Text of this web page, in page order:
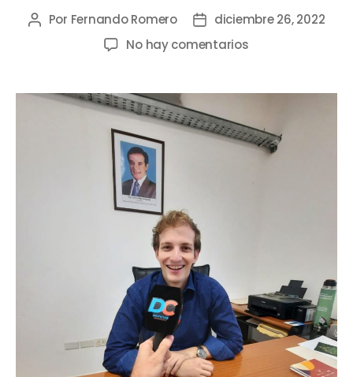
Por Fernando Romero
diciembre 26, 2022
No hay comentarios